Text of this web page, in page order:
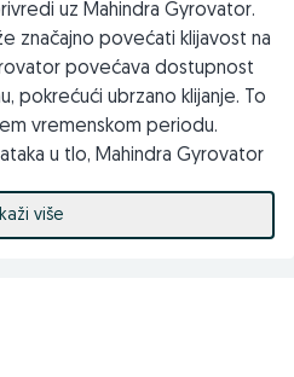
uz Mahindra Gyrovator.
značajno povećati klijavost na
povećava dostupnost
pokrećući ubrzano klijanje. To
vremenskom periodu.
u tlo, Mahindra Gyrovator
plodnost tla, već i promovira
205
više